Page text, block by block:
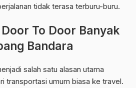
tidak terasa terburu-buru.
To Door Banyak
Bandara
salah satu alasan utama
transportasi umum biasa ke travel.